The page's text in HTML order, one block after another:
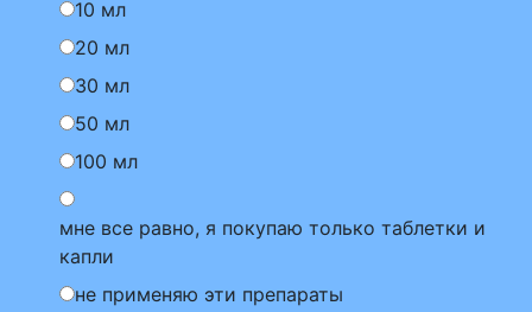
10 мл
20 мл
30 мл
50 мл
100 мл
мне все равно, я покупаю только таблетки и
капли
не применяю эти препараты